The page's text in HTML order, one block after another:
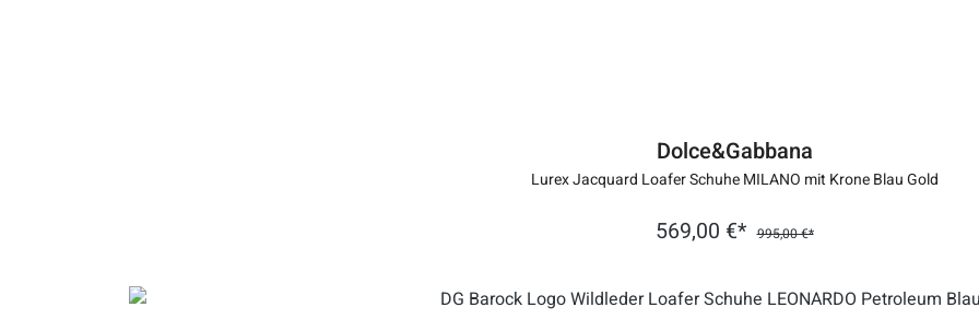
Dolce&Gabbana
Lurex Jacquard Loafer Schuhe MILANO mit Krone Blau Gold
569,00 €* 995,00 €*